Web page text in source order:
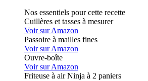
Nos essentiels pour cette recette
Cuillères et tasses à mesurer
Voir sur Amazon
Passoire à mailles fines
Voir sur Amazon
Ouvre-boîte
Voir sur Amazon
Friteuse à air Ninja à 2 paniers